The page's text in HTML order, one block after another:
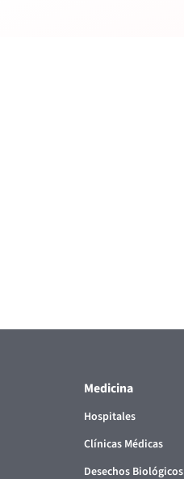
Medicina
Hospitales
Clínicas Médicas
Desechos Biológicos